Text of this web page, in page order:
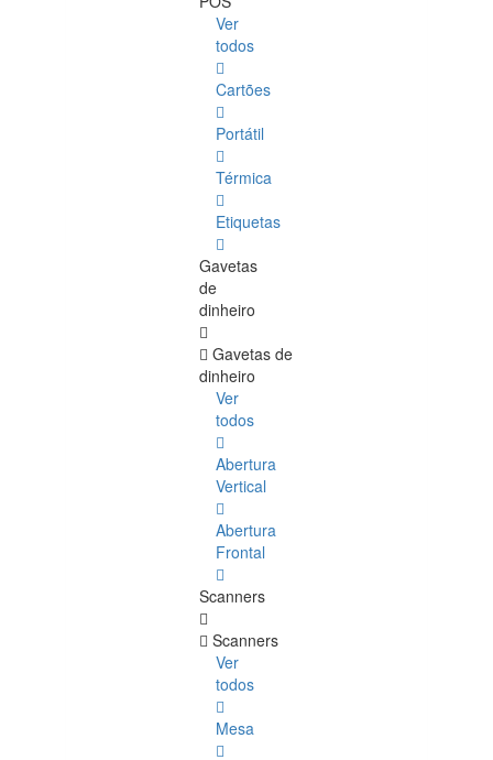
Ver
todos
Cartões
Portátil
Térmica
Etiquetas
Gavetas
de
dinheiro
Gavetas de
dinheiro
Ver
todos
Abertura
Vertical
Abertura
Frontal
Scanners
Scanners
Ver
todos
Mesa